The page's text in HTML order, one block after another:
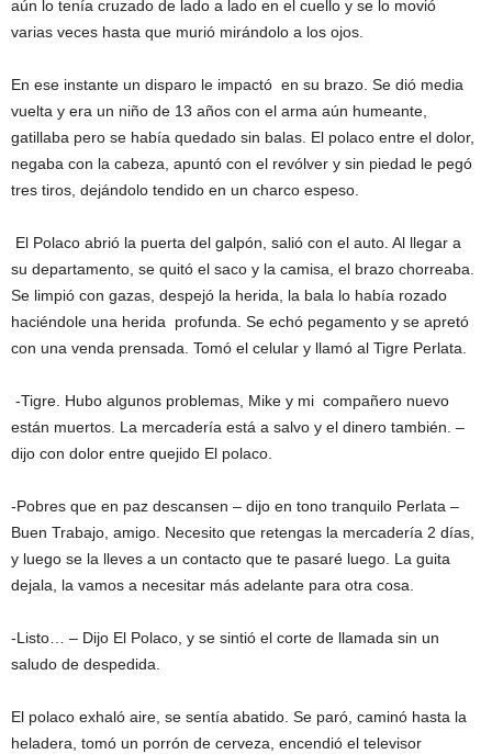
aún lo tenía cruzado de lado a lado en el cuello y se lo movió
varias veces hasta que murió mirándolo a los ojos.
En ese instante un disparo le impactó en su brazo. Se dió media
vuelta y era un niño de 13 años con el arma aún humeante,
gatillaba pero se había quedado sin balas. El polaco entre el dolor,
negaba con la cabeza, apuntó con el revólver y sin piedad le pegó
tres tiros, dejándolo tendido en un charco espeso.
El Polaco abrió la puerta del galpón, salió con el auto. Al llegar a
su departamento, se quitó el saco y la camisa, el brazo chorreaba.
Se limpió con gazas, despejó la herida, la bala lo había rozado
haciéndole una herida profunda. Se echó pegamento y se apretó
con una venda prensada. Tomó el celular y llamó al Tigre Perlata.
-Tigre. Hubo algunos problemas, Mike y mi compañero nuevo
están muertos. La mercadería está a salvo y el dinero también. –
dijo con dolor entre quejido El polaco.
-Pobres que en paz descansen – dijo en tono tranquilo Perlata –
Buen Trabajo, amigo. Necesito que retengas la mercadería 2 días,
y luego se la lleves a un contacto que te pasaré luego. La guita
dejala, la vamos a necesitar más adelante para otra cosa.
-Listo… – Dijo El Polaco, y se sintió el corte de llamada sin un
saludo de despedida.
El polaco exhaló aire, se sentía abatido. Se paró, caminó hasta la
heladera, tomó un porrón de cerveza, encendió el televisor